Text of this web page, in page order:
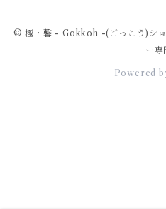
© 極・馨 - Gokkoh -(ごっこう)ショ
ー専
Powered